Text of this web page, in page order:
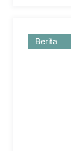
Berita